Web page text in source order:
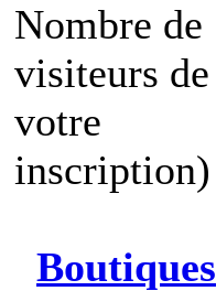
Nombre de
visiteurs de
votre
inscription)
Boutiques